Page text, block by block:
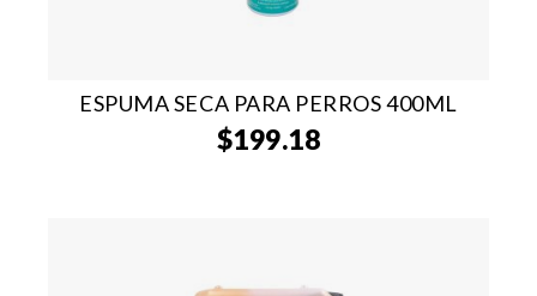
ESPUMA SECA PARA PERROS 400ML
$199.18